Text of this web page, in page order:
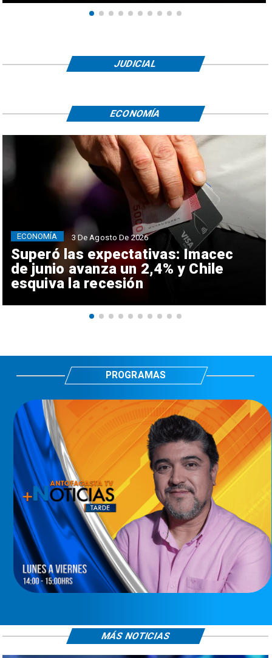
JUDICIAL
Superó las expectativas: Imacec
de junio avanza un 2,4% y Chile
esquiva la recesión
ECONOMÍA 3 De Agosto De 2026
ECONOMÍA
PROGRAMAS
MÁS NOTICIAS